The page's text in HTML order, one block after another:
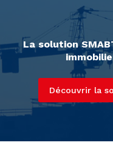
La solution
Découvrir la